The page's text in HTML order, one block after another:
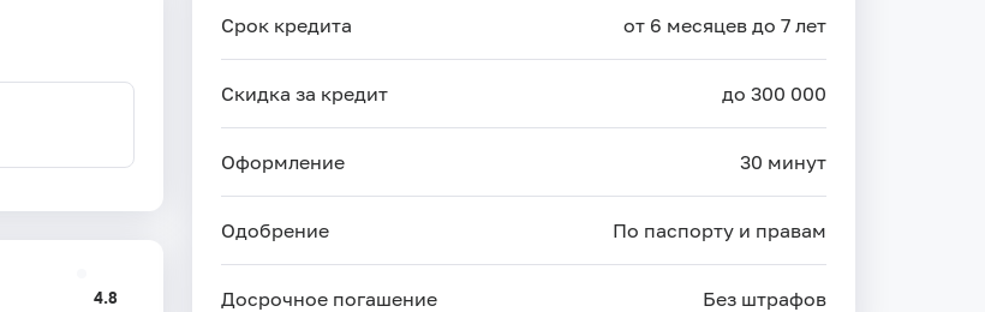
Срок кредита от 6 месяцев до 7 лет
Скидка за кредит до 300 000
Оформление 30 минут
Одобрение По паспорту и правам
Досрочное погашение Без штрафов
4.8